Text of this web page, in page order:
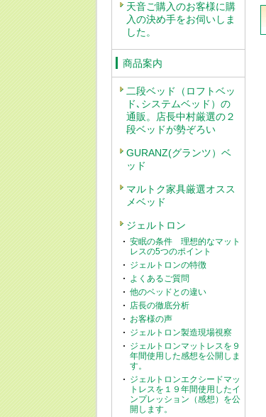
天音ご購入のお客様に購
入の決め手をお伺いしま
した。
商品案内
二段ベッド（ロフトベッ
ド､システムベッド）の
通販。店長中村厳選の２
段ベッドが勢ぞろい
GURANZ(グランツ）ベ
ッド
マルトク家具厳選オスス
メベッド
ジェルトロン
安眠の条件 理想的なマット
レスの5つのポイント
ジェルトロンの特徴
よくあるご質問
他のベッドとの違い
店長の徹底分析
お客様の声
ジェルトロン製造現場視察
ジェルトロンマットレスを９
年間使用した感想を公開しま
す。
ジェルトロンエクシードマッ
トレスを１９年間使用したイ
ンプレッション（感想）を公
開します。